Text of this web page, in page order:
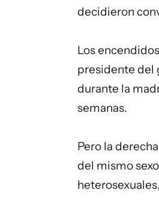
decidieron
Los
presidente del
durante la
semanas.
Pero la
del mismo